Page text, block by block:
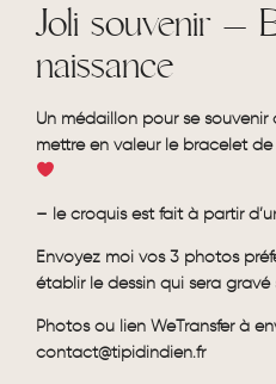
Joli souvenir –
naissance
Un médaillon pour se
mettre en valeur le bracelet
– le croquis est fait à partir
Envoyez moi vos 3 photos
établir le dessin qui sera gravé
Photos ou lien WeTransfer à
contact@tipidindien.fr